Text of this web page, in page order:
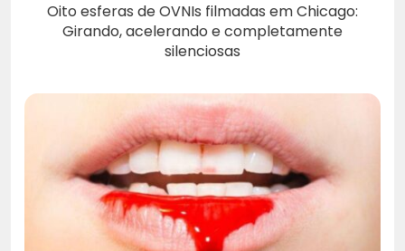
Oito esferas de OVNIs filmadas em Chicago:
Girando, acelerando e completamente
silenciosas